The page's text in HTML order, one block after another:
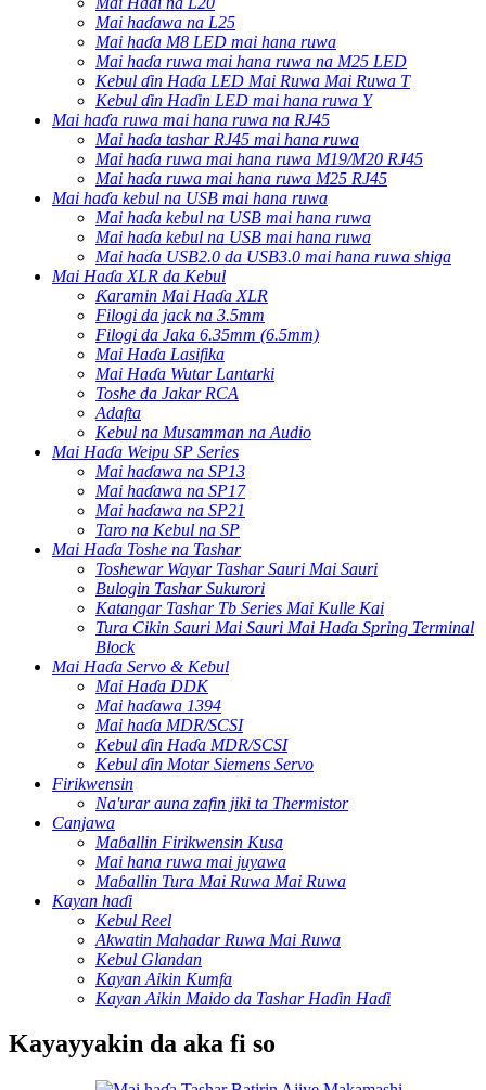
Mai haɗawa na L25
Mai haɗa M8 LED mai hana ruwa
Mai haɗa ruwa mai hana ruwa na M25 LED
Kebul ɗin Haɗa LED Mai Ruwa Mai Ruwa T
Kebul ɗin Haɗin LED mai hana ruwa Y
Mai haɗa ruwa mai hana ruwa na RJ45
Mai haɗa tashar RJ45 mai hana ruwa
Mai haɗa ruwa mai hana ruwa M19/M20 RJ45
Mai haɗa ruwa mai hana ruwa M25 RJ45
Mai haɗa kebul na USB mai hana ruwa
Mai haɗa kebul na USB mai hana ruwa
Mai haɗa kebul na USB mai hana ruwa
Mai haɗa USB2.0 da USB3.0 mai hana ruwa shiga
Mai Haɗa XLR da Kebul
Ƙaramin Mai Haɗa XLR
Filogi da jack na 3.5mm
Filogi da Jaka 6.35mm (6.5mm)
Mai Haɗa Lasifika
Mai Haɗa Wutar Lantarki
Toshe da Jakar RCA
Adafta
Kebul na Musamman na Audio
Mai Haɗa Weipu SP Series
Mai haɗawa na SP13
Mai haɗawa na SP17
Mai haɗawa na SP21
Taro na Kebul na SP
Mai Haɗa Toshe na Tashar
Toshewar Wayar Tashar Sauri Mai Sauri
Bulogin Tashar Sukurori
Katangar Tashar Tb Series Mai Kulle Kai
Tura Cikin Sauri Mai Sauri Mai Haɗa Spring Terminal
Block
Mai Haɗa Servo & Kebul
Mai Haɗa DDK
Mai haɗawa 1394
Mai haɗa MDR/SCSI
Kebul ɗin Haɗa MDR/SCSI
Kebul ɗin Motar Siemens Servo
Firikwensin
Na'urar auna zafin jiki ta Thermistor
Canjawa
Maɓallin Firikwensin Kusa
Mai hana ruwa mai juyawa
Maɓallin Tura Mai Ruwa Mai Ruwa
Kayan haɗi
Kebul Reel
Akwatin Mahadar Ruwa Mai Ruwa
Kebul Glandan
Kayan Aikin Kumfa
Kayan Aikin Maido da Tashar Haɗin Haɗi
Kayayyakin da aka fi so